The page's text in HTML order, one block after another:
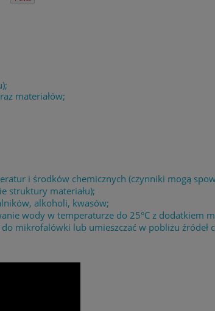
materiałów;
i środków chemicznych (czynniki mogą
struktury materiału);
alkoholi, kwasów;
wody w temperaturze do 25°C z dodatkiem
mikrofalówki lub umieszczać w pobliżu źródeł